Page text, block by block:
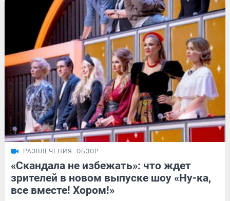
РАЗВЛЕЧЕНИЯ ОБЗОР
«Скандала не избежать»: что ждет
зрителей в новом выпуске шоу «Ну-ка,
все вместе! Хором!»